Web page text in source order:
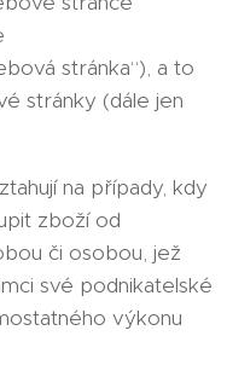
stránka“), a to
stránky (dále jen
na případy, kdy
zboží od
či osobou, jež
své podnikatelské
výkonu